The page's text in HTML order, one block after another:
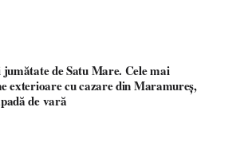
de Satu Mare. Cele mai
exterioare cu cazare din Maramureș,
de vară